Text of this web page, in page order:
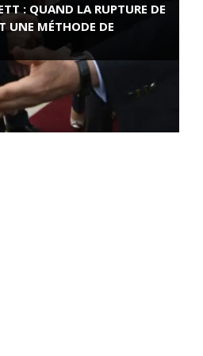
: QUAND LA RUPTURE DE
UNE MÉTHODE DE
DE LA RESISTANCE